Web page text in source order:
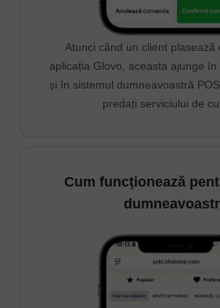
Atunci când un client plasează
aplicația Glovo, aceasta ajunge în
și în sistemul dumneavoastră
predați serviciului de
Cum funcționează